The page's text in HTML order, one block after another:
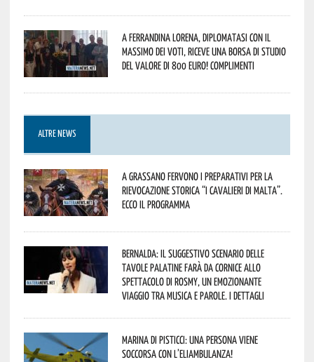
A Ferrandina Lorena, diplomatasi con il
massimo dei voti, riceve una borsa di studio
del valore di 800 euro! Complimenti
ALTRE NEWS
A Grassano fervono i preparativi per la
Rievocazione Storica “I CAVALIERI DI MALTA”.
Ecco il programma
Bernalda: il suggestivo scenario delle
Tavole Palatine farà da cornice allo
spettacolo di Rosmy, un emozionante
viaggio tra musica e parole. I dettagli
Marina di Pisticci: una persona viene
soccorsa con l’eliambulanza!